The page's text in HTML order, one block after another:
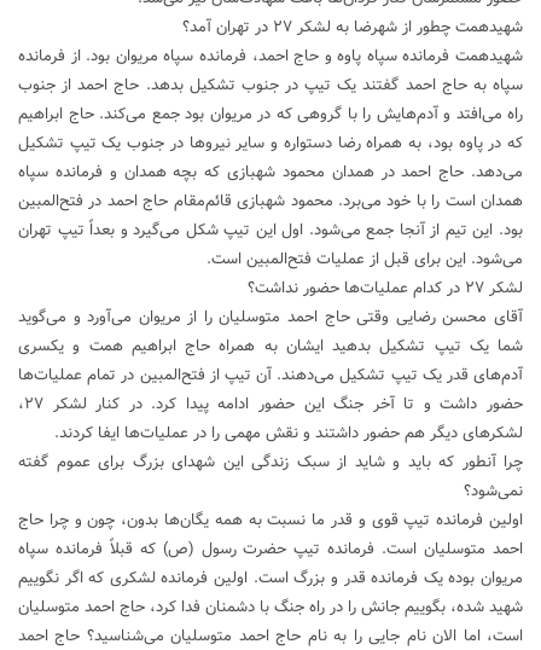
شهیدهمت چطور از شهرضا به لشکر ۲۷ در تهران آمد؟
شهیدهمت فرمانده سپاه پاوه و حاج احمد، فرمانده سپاه مریوان بود. از فرمانده
سپاه به حاج احمد گفتند یک تیپ در جنوب تشکیل بدهد. حاج احمد از جنوب
راه می‌افتد و آدم‌هایش را با گروهی که در مریوان بود جمع می‌کند. حاج ابراهیم
که در پاوه بود، به همراه رضا دستواره و سایر نیرو‌ها در جنوب یک تیپ تشکیل
می‌دهد. حاج احمد در همدان محمود شهبازی که بچه همدان و فرمانده سپاه
همدان است را با خود می‌برد. محمود شهبازی قائم‌مقام حاج احمد در فتح‌المبین
بود. این تیم از آنجا جمع می‌شود. اول این تیپ شکل می‌گیرد و بعداً تیپ تهران
می‌شود. این برای قبل از عملیات فتح‌المبین است.
لشکر ۲۷ در کدام عملیات‌ها حضور نداشت؟
آقای محسن رضایی وقتی حاج احمد متوسلیان را از مریوان می‌آورد و می‌گوید
شما یک تیپ تشکیل بدهید ایشان به همراه حاج ابراهیم همت و یکسری
آدم‌های قدر یک تیپ تشکیل می‌دهند. آن تیپ از فتح‌المبین در تمام عملیات‌ها
حضور داشت و تا آخر جنگ این حضور ادامه پیدا کرد. در کنار لشکر ۲۷،
لشکر‌های دیگر هم حضور داشتند و نقش مهمی را در عملیات‌ها ایفا کردند.
چرا آنطور که باید و شاید از سبک زندگی این شهدای بزرگ برای عموم گفته
نمی‌شود؟
اولین فرمانده تیپ قوی و قدر ما نسبت به همه یگان‌ها بدون، چون و چرا حاج
احمد متوسلیان است. فرمانده تیپ حضرت رسول (ص) که قبلاً فرمانده سپاه
مریوان بوده یک فرمانده قدر و بزرگ است. اولین فرمانده لشکری که اگر نگوییم
شهید شده، بگوییم جانش را در راه جنگ با دشمنان فدا کرد، حاج احمد متوسلیان
است، اما الان نام جایی را به نام حاج احمد متوسلیان می‌شناسید؟ حاج احمد